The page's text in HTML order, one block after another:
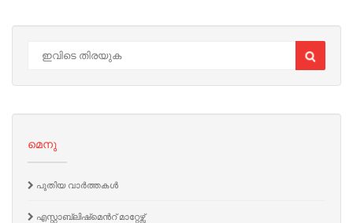
മെനു
പുതിയ വാർത്തകൾ
എസ്റ്റാബ്ലിഷ്‌മെൻറ് മാറ്റേഴ്സ്